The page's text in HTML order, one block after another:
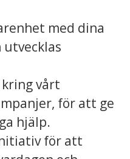
med dina
utvecklas
vårt
för att ge
hjälp.
för att